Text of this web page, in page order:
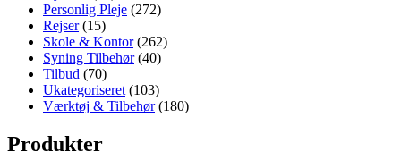
Personlig Pleje (272)
Rejser (15)
Skole & Kontor (262)
Syning Tilbehør (40)
Tilbud (70)
Ukategoriseret (103)
Værktøj & Tilbehør (180)
Produkter